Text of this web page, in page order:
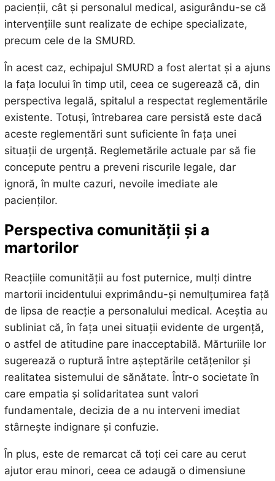
pacienții, cât și personalul medical, asigurându-se că
intervențiile sunt realizate de echipe specializate,
precum cele de la SMURD.
În acest caz, echipajul SMURD a fost alertat și a ajuns
la fața locului în timp util, ceea ce sugerează că, din
perspectiva legală, spitalul a respectat reglementările
existente. Totuși, întrebarea care persistă este dacă
aceste reglementări sunt suficiente în fața unei
situații de urgență. Reglemetările actuale par să fie
concepute pentru a preveni riscurile legale, dar
ignoră, în multe cazuri, nevoile imediate ale
pacienților.
Perspectiva comunității și a
martorilor
Reacțiile comunității au fost puternice, mulți dintre
martorii incidentului exprimându-și nemulțumirea față
de lipsa de reacție a personalului medical. Aceștia au
subliniat că, în fața unei situații evidente de urgență,
o astfel de atitudine pare inacceptabilă. Mărturiile lor
sugerează o ruptură între așteptările cetățenilor și
realitatea sistemului de sănătate. Într-o societate în
care empatia și solidaritatea sunt valori
fundamentale, decizia de a nu interveni imediat
stârnește indignare și confuzie.
În plus, este de remarcat că toți cei care au cerut
ajutor erau minori, ceea ce adaugă o dimensiune